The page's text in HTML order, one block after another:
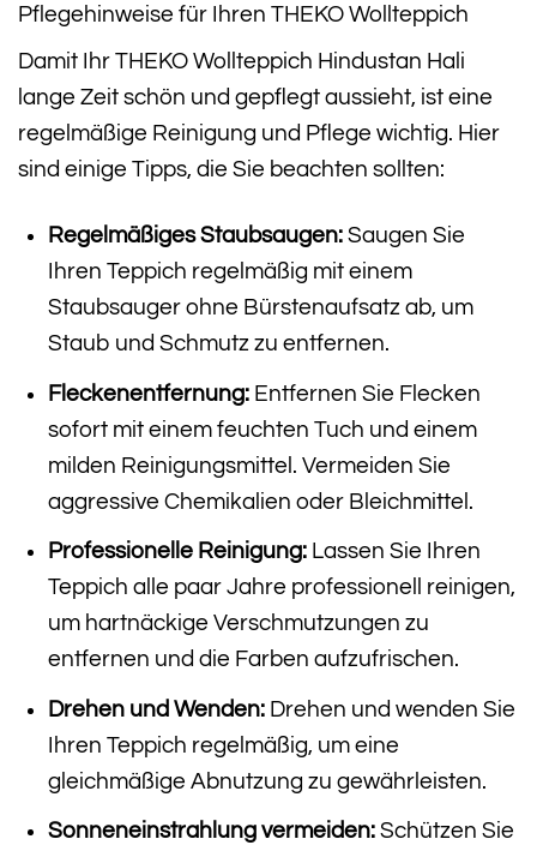
Pflegehinweise für Ihren THEKO Wollteppich
Damit Ihr THEKO Wollteppich Hindustan Hali
lange Zeit schön und gepflegt aussieht, ist eine
regelmäßige Reinigung und Pflege wichtig. Hier
sind einige Tipps, die Sie beachten sollten:
Regelmäßiges Staubsaugen:Saugen Sie
Ihren Teppich regelmäßig mit einem
Staubsauger ohne Bürstenaufsatz ab, um
Staub und Schmutz zu entfernen.
Fleckenentfernung:Entfernen Sie Flecken
sofort mit einem feuchten Tuch und einem
milden Reinigungsmittel. Vermeiden Sie
aggressive Chemikalien oder Bleichmittel.
Professionelle Reinigung:Lassen Sie Ihren
Teppich alle paar Jahre professionell reinigen,
um hartnäckige Verschmutzungen zu
entfernen und die Farben aufzufrischen.
Drehen und Wenden:Drehen und wenden Sie
Ihren Teppich regelmäßig, um eine
gleichmäßige Abnutzung zu gewährleisten.
Sonneneinstrahlung vermeiden:Schützen Sie